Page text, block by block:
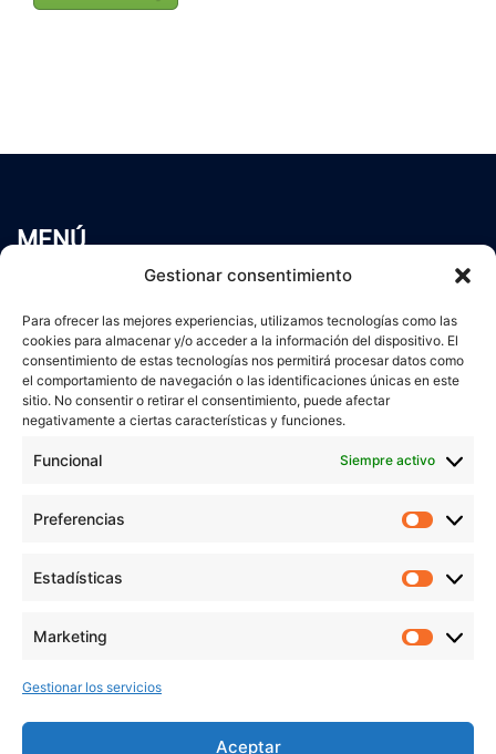
Gestionar consentimiento
Para ofrecer las mejores experiencias, utilizamos tecnologías como las
cookies para almacenar y/o acceder a la información del dispositivo. El
consentimiento de estas tecnologías nos permitirá procesar datos como
el comportamiento de navegación o las identificaciones únicas en este
sitio. No consentir o retirar el consentimiento, puede afectar
negativamente a ciertas características y funciones.
Funcional Siempre activo
Preferencias
Estadísticas
Marketing
Gestionar los servicios
Aceptar
MENÚ
Servicios
Blog
Contacto
Aviso Legal
Política de cookies
veronicaruiz.es
está bajo
NoComercial 4.0 Internacional
MÁS NOVEDADES EN MIS REDES